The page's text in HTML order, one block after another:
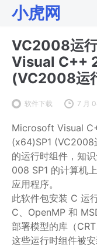
小虎网
VC2008运
Visual C++
(VC2008运
软件下载 7 月
Microsoft Visual
(x64)SP1
的运行时组件，知
008 SP1 的计算机
应用程序。
此软件包安装 C 运
C、OpenMP 和
部署模型的库（
这些运行时组件被